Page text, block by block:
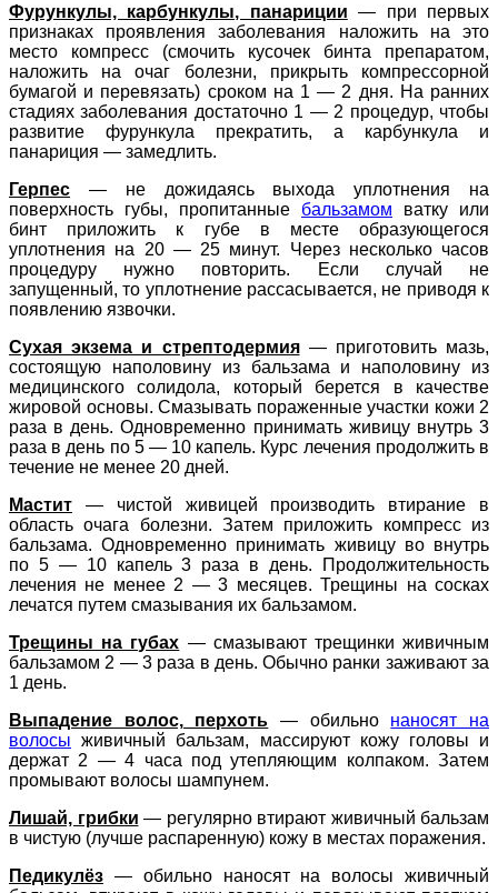
Фурункулы, карбункулы, панариции
—
при первых
признаках проявления заболевания наложить на это
место компресс (смочить кусочек бинта препаратом,
наложить на очаг болезни, прикрыть компрессорной
бумагой и перевязать) сроком на 1 — 2 дня. На ранних
стадиях заболевания достаточно 1 — 2 процедур, чтобы
развитие фурункула прекратить, а карбункула и
панариция — замедлить.
Герпес
—
не дожидаясь выхода уплотнения на
поверхность губы, пропитанные бальзамом ватку или
бинт приложить к губе в месте образующегося
уплотнения на 20 — 25 минут. Через несколько часов
процедуру нужно повторить. Если случай не
запущенный, то уплотнение рассасывается, не приводя к
появлению язвочки.
Сухая экзема и стрептодермия — приготовить мазь,
состоящую наполовину из бальзама и наполовину из
медицинского солидола, который берется в качестве
жировой основы. Смазывать пораженные участки кожи 2
раза в день. Одновременно принимать живицу внутрь 3
раза в день по 5 — 10 капель. Курс лечения продолжить в
течение не менее 20 дней.
Мастит
— чистой живицей производить втирание в
область очага болезни. Затем приложить компресс из
бальзама. Одновременно принимать живицу во внутрь
по 5 — 10 капель 3 раза в день. Продолжительность
лечения не менее 2 — 3 месяцев. Трещины на сосках
лечатся путем смазывания их бальзамом.
Трещины на губах — смазывают трещинки живичным
бальзамом 2 — 3 раза в день. Обычно ранки заживают за
1 день.
Выпадение волос, перхоть
— обильно наносят на
волосы живичный бальзам, массируют кожу головы и
держат 2 — 4 часа под утепляющим колпаком. Затем
промывают волосы шампунем.
Лишай, грибки — регулярно втирают живичный бальзам
в чистую (лучше распаренную) кожу в местах поражения.
Педикулёз — обильно наносят на волосы живичный